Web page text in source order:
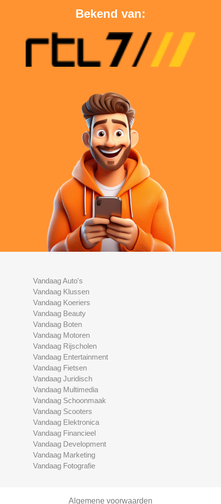
Bekend van:
Vandaag Auto's
Vandaag Klussen
Vandaag Koeriers
Vandaag Beauty
Vandaag Boten
Vandaag Motoren
Vandaag Rijscholen
Vandaag Entertainment
Vandaag Fietsen
Vandaag Juridisch
Vandaag Multimedia
Vandaag Schoonmaak
Vandaag Scooters
Vandaag Elektronica
Vandaag Financieel
Vandaag Development
Vandaag Marketing
Vandaag Fotografie
Algemene voorwaarden